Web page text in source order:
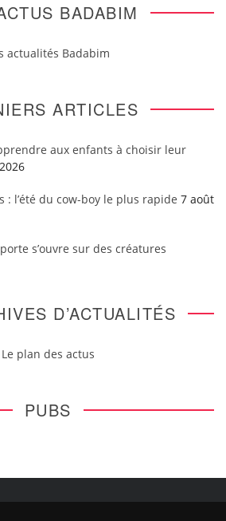
BADABIM
actualités Badabim
ARTICLES
aux enfants à choisir leur
: l’été du cow-boy le plus rapide 7 août
s’ouvre sur des créatures
D’ACTUALITÉS
Le plan des actus
PUBS